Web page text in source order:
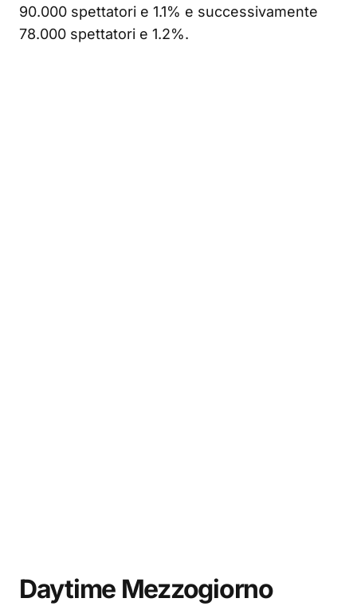
90.000 spettatori e 1.1% e successivamente
78.000 spettatori e 1.2%.
Daytime Mezzogiorno